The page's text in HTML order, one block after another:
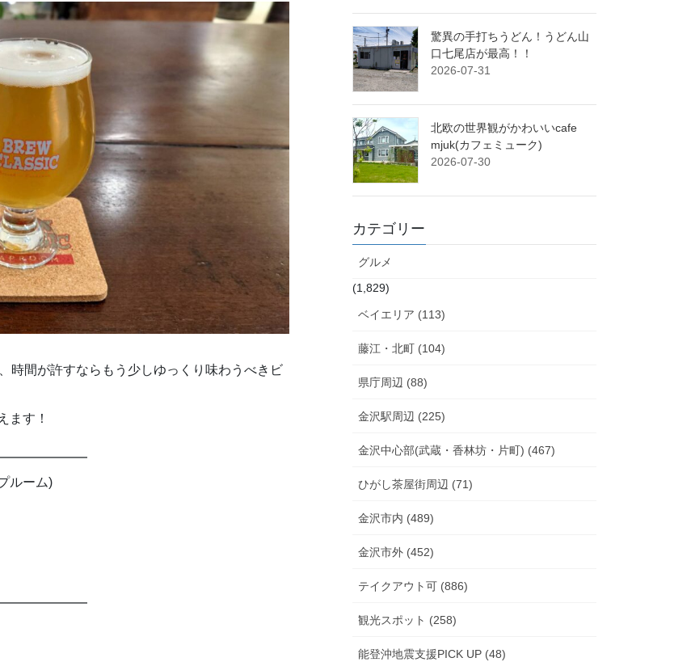
時間が許すならもう少しゆっくり味わうべきビ
ます！
ルーム)
驚異の手打ちうどん！うどん山
口七尾店が最高！！
2026-07-31
北欧の世界観がかわいいcafe
mjuk(カフェミューク)
2026-07-30
カテゴリー
グルメ
(1,829)
ベイエリア (113)
藤江・北町 (104)
県庁周辺 (88)
金沢駅周辺 (225)
金沢中心部(武蔵・香林坊・片町) (467)
ひがし茶屋街周辺 (71)
金沢市内 (489)
金沢市外 (452)
テイクアウト可 (886)
観光スポット (258)
能登沖地震支援PICK UP (48)